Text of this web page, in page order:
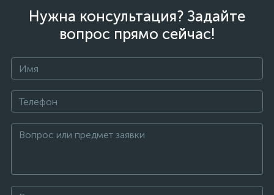
Нужна консультация? Задайте
вопрос прямо сейчас!